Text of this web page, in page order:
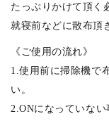
たっぷりかけて頂く
就寝前などに散布頂
《ご使用の流れ》
1.使用前に掃除機で
い。
2.ONになっていな